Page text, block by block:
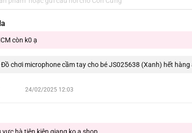
còn k0 ạ
chơi microphone cầm tay cho bé JS025638 (Xanh) hết hàng
24/02/2025 12:03